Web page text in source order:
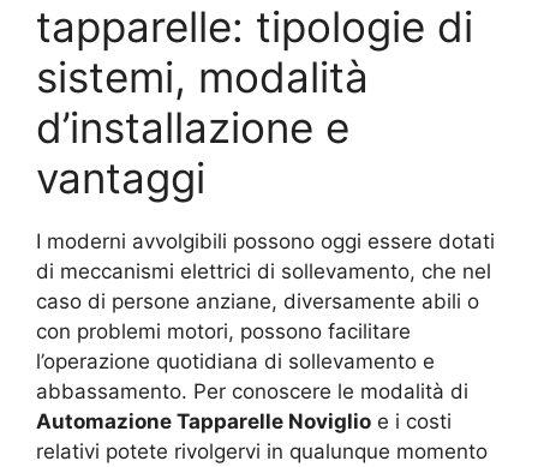
tapparelle: tipologie di
sistemi, modalità
d’installazione e
vantaggi
I moderni avvolgibili possono oggi essere dotati
di meccanismi elettrici di sollevamento, che nel
caso di persone anziane, diversamente abili o
con problemi motori, possono facilitare
l’operazione quotidiana di sollevamento e
abbassamento. Per conoscere le modalità di
Automazione Tapparelle Noviglio e i costi
relativi potete rivolgervi in qualunque momento